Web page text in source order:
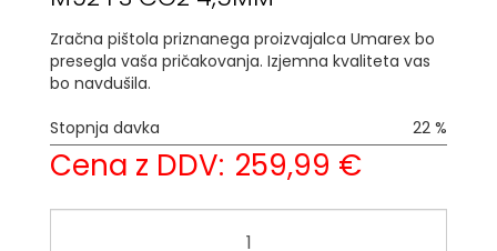
Zračna pištola priznanega proizvajalca Umarex bo
presegla vaša pričakovanja. Izjemna kvaliteta vas
bo navdušila.
Stopnja davka
22 %
Cena z DDV: 259,99 €